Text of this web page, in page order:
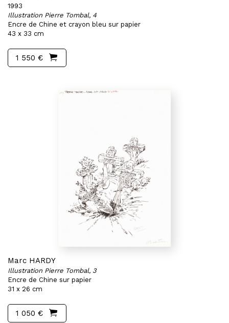
1993
Illustration Pierre Tombal, 4
Encre de Chine et crayon bleu sur papier
43 x 33 cm
1 550 €
Marc HARDY
Illustration Pierre Tombal, 3
Encre de Chine sur papier
31 x 26 cm
1 050 €